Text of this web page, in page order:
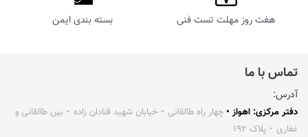
هفت روز مهلت تست فنی بسته بندی ایمن
تماس با ما
آدرس:
دفتر مرکزی: اهواز • چهار راه طالقانی ⁃ خیابان شهید قنادان زاده ⁃ بین طالقانی و
غفاری ⁃ پلاک ۱۹۲